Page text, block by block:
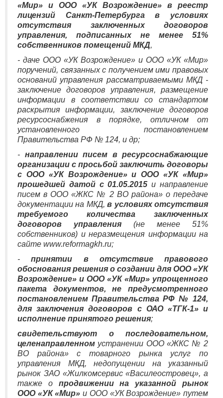
«Мир» и ООО «УК Возрождение» в реестр
лицензий Санкт-Петербурга в условиях
отсутствия заключенных договоров
управления, подписанных не менее 51%
собственников помещений МКД,
- даче ООО «УК Возрождение» и ООО «УК «Мир»
поручений, связанных с получением ими правовых
оснований управления рассматриваемыми МКД -
заключение договоров управления, размещение
информации в соответствии со стандартом
раскрытия информации, заключение договоров
ресурсоснабжения в порядке, отличном от
установленного постановлением
Правительства РФ № 124, и др;
- направлении писем в ресурсоснабжающие
организации с просьбой заключить договоры
с ООО «УК Возрождение» и ООО «УК «Мир»
прошедшей датой с 01.05.2015 и направление
писем в ООО «ЖКС № 2 ВО района» о передаче
документации на МКД,в условиях отсутствия
требуемого количества заключенных
договоров управления (не менее 51%
собственников) и неразмещения информации на
сайте www.reformagkh.ru;
-принятии в отсутствие правового
обоснования решения о создании для ООО «УК
Возрождение» и ООО «УК «Мир» упрощенного
пакета документов, не предусмотренного
постановлением Правительства РФ № 124,
для заключения договоров с ОАО «ТГК-1» и
исполнение принятого решения;
свидетельствуют о последовательном,
целенаправленном устранении ООО «ЖКС № 2
ВО района» с товарного рынка услуг по
управления МКД, недопущении на указанный
рынок ЗАО «Жилкомсервис «Василеостровец», а
также о продвижении на указанной рынок
ООО «УК «Мир» и ООО «УК Возрождение» путем